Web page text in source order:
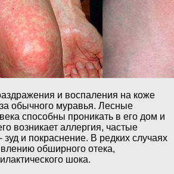
и воспаления на коже
обычного муравья. Лесные
способны проникать в его дом и
возникает аллергия, частые
и покраснение. В редких случаях
обширного отека,
шока.